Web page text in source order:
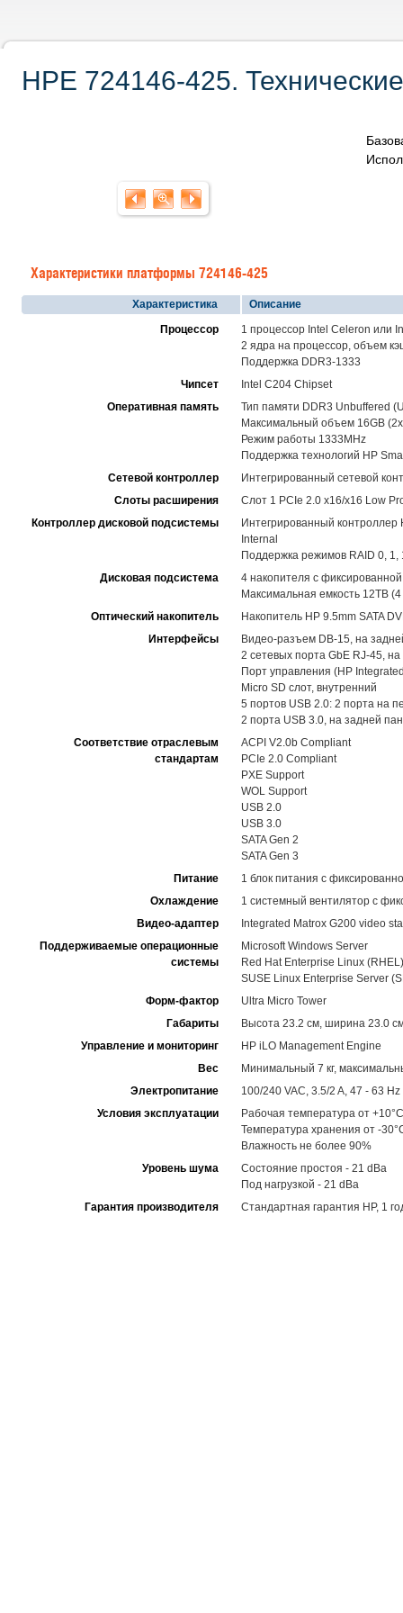
HPE 724146-425.
Характеристики платформы 724146-425
Характеристика
Описание
Процессор
1 процессор Intel Celeron или
2 ядра на процессор, объем
Поддержка DDR3-1333
Чипсет
Intel C204 Chipset
Оперативная память
Тип памяти DDR3 Unbuffered
Максимальный объем 16GB
Режим работы 1333MHz
Поддержка технологий HP
Сетевой контроллер
Интегрированный сетевой
Слоты расширения
Слот 1 PCIe 2.0 x16/x16 Low
Контроллер дисковой подсистемы
Интегрированный контроллер
Internal
Поддержка режимов RAID 0, 1,
Дисковая подсистема
4 накопителя с фиксированной
Максимальная емкость 12TB
Оптический накопитель
Накопитель HP 9.5mm SATA
Интерфейсы
Видео-разъем DB-15, на
2 сетевых порта GbE RJ-45,
Порт управления (HP
Micro SD слот, внутренний
5 портов USB 2.0: 2 порта на
2 порта USB 3.0, на задней
Соответствие отраслевым
стандартам
ACPI V2.0b Compliant
PCIe 2.0 Compliant
PXE Support
WOL Support
USB 2.0
USB 3.0
SATA Gen 2
SATA Gen 3
Питание
1 блок питания с
Охлаждение
1 системный вентилятор с
Видео-адаптер
Integrated Matrox G200 video
Поддерживаемые операционные
системы
Microsoft Windows Server
Red Hat Enterprise Linux (RHEL)
SUSE Linux Enterprise Server
Форм-фактор
Ultra Micro Tower
Габариты
Высота 23.2 см, ширина 23.0
Управление и мониторинг
HP iLO Management Engine
Вес
Минимальный 7 кг,
Электропитание
100/240 VAC, 3.5/2 A, 47 - 63 Hz
Условия эксплуатации
Рабочая температура от
Температура хранения от -
Влажность не более 90%
Уровень шума
Состояние простоя - 21 dBa
Под нагрузкой - 21 dBa
Гарантия производителя
Стандартная гарантия HP, 1